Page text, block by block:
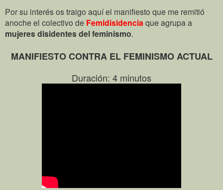
Por su interés os traigo aquí el manifiesto que me remitió
anoche el colectivo de Femidisidenciaque agrupa a
mujeres disidentes del feminismo.
MANIFIESTO CONTRA EL FEMINISMO ACTUAL
Duración: 4 minutos